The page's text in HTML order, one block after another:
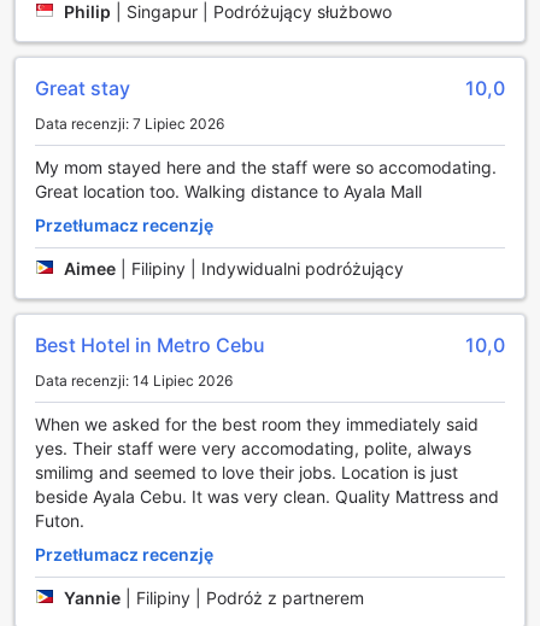
Quest Hotel and Conference Center Cebu to idealne
miejsce dla tych, którzy cenią sobie komfort i wygodę w
co pozwala gościom na zamówienie posiłków i napojów o
dowolnej porze dnia i nocy. Dodatkowo, usługi pralni i
czyszczenia na sucho zapewniają wygodę, eliminując
potrzebę martwienia się o pranie podczas pobytu. Dzięki
codziennemu sprzątaniu, goście mogą cieszyć się świeżym
i zadbanym otoczeniem w swoich pokojach.
Bezpieczeństwo i wygoda są priorytetem w Quest Hotel.
Goście mogą skorzystać z sejfów, które zapewniają
Zespół concierge jest zawsze gotowy do pomocy, oferując
porady i wsparcie w organizacji atrakcji oraz transportu. W
oraz w przestrzeniach publicznych, co umożliwia łatwe
łączenie się z internetem. Dodatkowo, dla osób palących
przygotowano wyznaczone miejsce do palenia, co
zapewnia komfort zarówno dla palaczy, jak i dla tych,
którzy preferują strefy wolne od dymu.
Transport i Udogodnienia w Quest Hotel i Centrum
Konferencyjnym Cebu
Quest Hotel i Centrum Konferencyjne Cebu oferuje swoim
Philip Singapur | Podróżujący służbowo
Great stay 10,0
Data recenzji: 7 Lipiec 2026
My mom stayed here and the staff were so accomodating.
Great location too. Walking distance to Ayala Mall
Przetłumacz recenzję
Aimee Filipiny | Indywidualni podróżujący
Best Hotel in Metro Cebu 10,0
Data recenzji: 14 Lipiec 2026
When we asked for the best room they immediately said
yes. Their staff were very accomodating, polite, always
smilimg and seemed to love their jobs. Location is just
beside Ayala Cebu. It was very clean. Quality Mattress and
Futon.
Przetłumacz recenzję
Yannie Filipiny | Podróż z partnerem